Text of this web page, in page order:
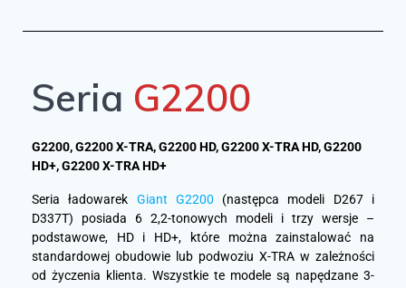
Seria G2200
G2200, G2200 X-TRA, G2200 HD, G2200 X-TRA HD, G2200
HD+, G2200 X-TRA HD+
Seria ładowarek Giant G2200 (następca modeli D267 i
D337T) posiada 6 2,2-tonowych modeli i trzy wersje –
podstawowe, HD i HD+, które można zainstalować na
standardowej obudowie lub podwoziu X-TRA w zależności
od życzenia klienta. Wszystkie te modele są napędzane 3-